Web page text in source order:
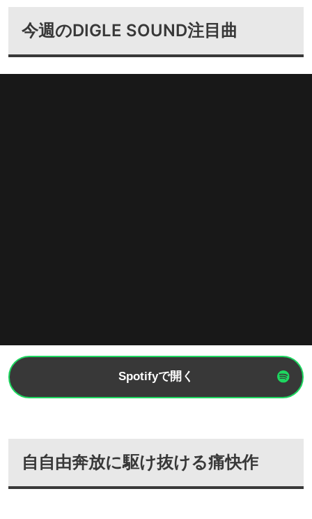
今週のDIGLE SOUND注目曲
Spotifyで開く
自自由奔放に駆け抜ける痛快作